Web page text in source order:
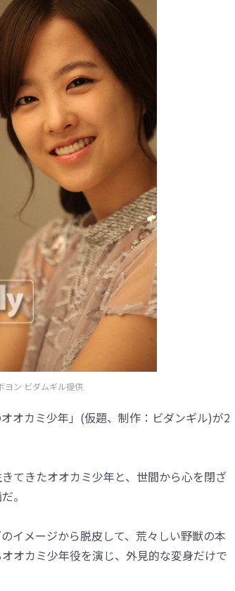
ヨン ビダムギル提供
オカミ少年」(仮題、制作：ビダンギル)が2
てきたオオカミ少年と、世間から心を閉ざ
。
イメージから脱皮して、荒々しい野獣の本
オカミ少年役を演じ、外見的な変身だけで